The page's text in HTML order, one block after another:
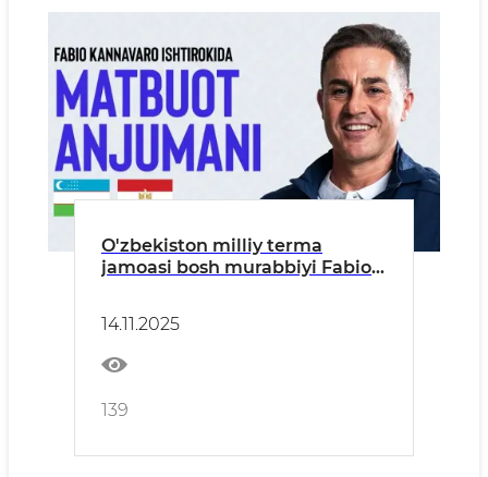
O'zbekiston milliy terma
jamoasi bosh murabbiyi Fabio
matbuot anjumani.
14.11.2025
139